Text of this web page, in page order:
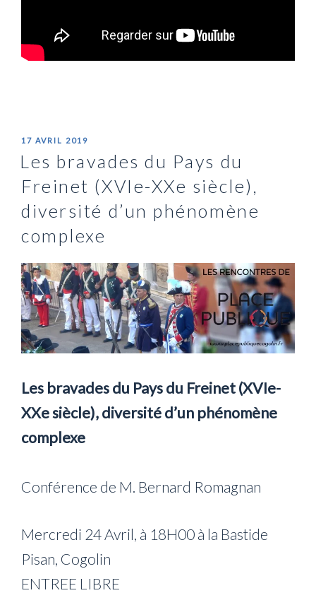
PUBLIÉ
17 AVRIL 2019
Les bravades du Pays du
Freinet (XVIe-XXe siècle),
diversité d’un phénomène
complexe
Les bravades du Pays du Freinet (XVIe-
XXe siècle), diversité d’un phénomène
complexe
Conférence de M. Bernard Romagnan
Mercredi 24 Avril, à 18H00 à la Bastide
Pisan, Cogolin
ENTREE LIBRE